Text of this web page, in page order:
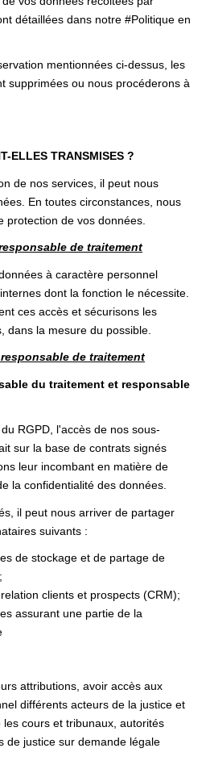
détaillées dans notre #Politique en
mentionnées ci-dessus, les
supprimées ou nous procéderons à
ELLES TRANSMISES ?
de nos services, il peut nous
En toutes circonstances, nous
protection de vos données.
de traitement
à caractère personnel
dont la fonction le nécessite.
ces accès et sécurisons les
dans la mesure du possible.
de traitement
du traitement et responsable
RGPD, l'accès de nos sous-
sur la base de contrats signés
leur incombant en matière de
la confidentialité des données.
il peut nous arriver de partager
suivants :
de stockage et de partage de
clients et prospects (CRM);
assurant une partie de la
attributions, avoir accès aux
différents acteurs de la justice et
cours et tribunaux, autorités
de justice sur demande légale